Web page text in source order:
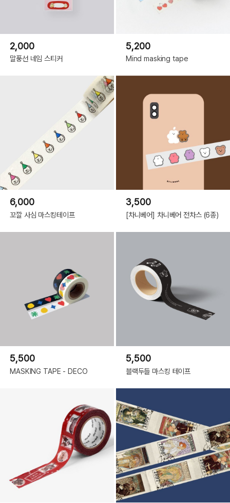
2,000
말풍선 네임 스티커
5,200
Mind masking tape
6,000
꼬깔 사심 마스킹테이프
3,500
[차니베어] 차니베어 전차스 (6종)
5,500
MASKING TAPE - DECO
5,500
블랙두들 마스킹 테이프